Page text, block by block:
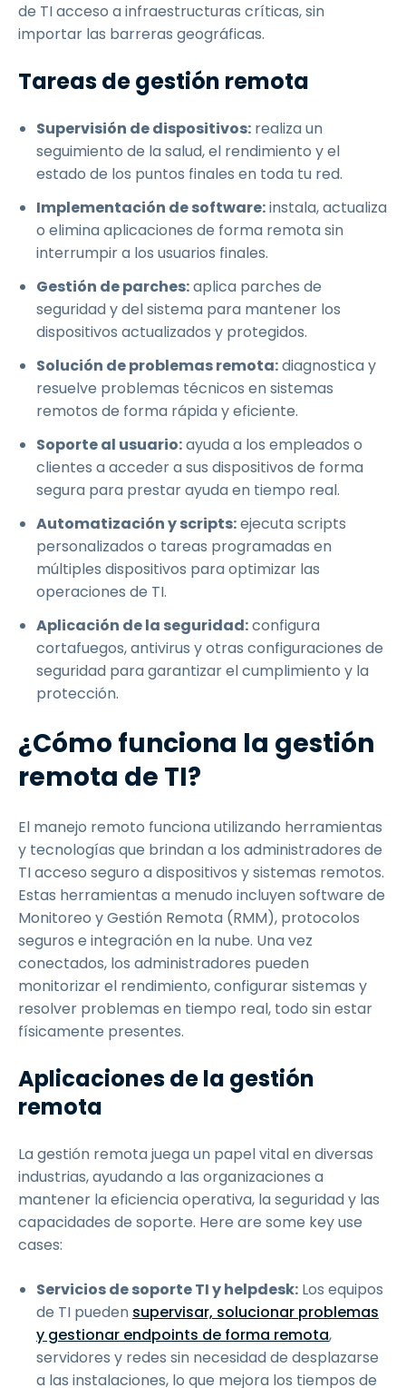
de TI acceso a infraestructuras críticas, sin
importar las barreras geográficas.
Tareas de gestión remota
Supervisión de dispositivos: realiza un
seguimiento de la salud, el rendimiento y el
estado de los puntos finales en toda tu red.
Implementación de software:instala, actualiza
o elimina aplicaciones de forma remota sin
interrumpir a los usuarios finales.
Gestión de parches:aplica parches de
seguridad y del sistema para mantener los
dispositivos actualizados y protegidos.
Solución de problemas remota:diagnostica y
resuelve problemas técnicos en sistemas
remotos de forma rápida y eficiente.
Soporte al usuario:ayuda a los empleados o
clientes a acceder a sus dispositivos de forma
segura para prestar ayuda en tiempo real.
Automatización y scripts:ejecuta scripts
personalizados o tareas programadas en
múltiples dispositivos para optimizar las
operaciones de TI.
Aplicación de la seguridad:configura
cortafuegos, antivirus y otras configuraciones de
seguridad para garantizar el cumplimiento y la
protección.
¿Cómo funciona la gestión
remota de TI?
El manejo remoto funciona utilizando herramientas
y tecnologías que brindan a los administradores de
TI acceso seguro a dispositivos y sistemas remotos.
Estas herramientas a menudo incluyen software de
Monitoreo y Gestión Remota (RMM), protocolos
seguros e integración en la nube. Una vez
conectados, los administradores pueden
monitorizar el rendimiento, configurar sistemas y
resolver problemas en tiempo real, todo sin estar
físicamente presentes.
Aplicaciones de la gestión
remota
La gestión remota juega un papel vital en diversas
industrias, ayudando a las organizaciones a
mantener la eficiencia operativa, la seguridad y las
capacidades de soporte. Here are some key use
cases:
Servicios de soporte TI y helpdesk: Los equipos
de TI pueden supervisar, solucionar problemas
y gestionar endpoints de forma remota,
servidores y redes sin necesidad de desplazarse
a las instalaciones, lo que mejora los tiempos de